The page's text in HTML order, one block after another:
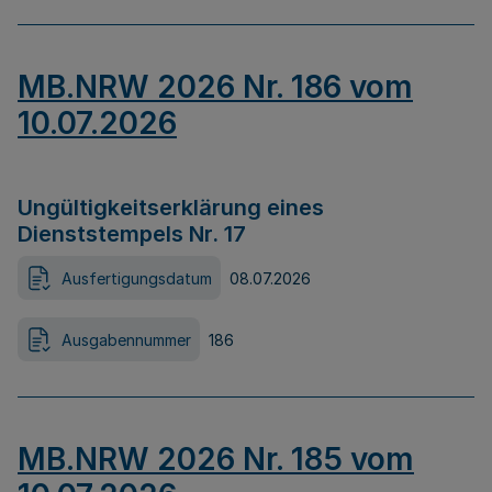
MB.NRW 2026 Nr. 186 vom
10.07.2026
Ungültigkeitserklärung eines
Dienststempels Nr. 17
Ausfertigungsdatum 08.07.2026
Ausgabennummer 186
MB.NRW 2026 Nr. 185 vom